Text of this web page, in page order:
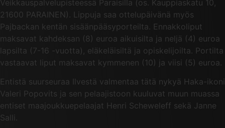
Veikkauspalvelupisteessä Paraisilla (os. Kauppiaskatu 10,
21600 PARAINEN). Lippuja saa ottelupäivänä myös
Pajbackan kentän sisäänpääsyporteilta. Ennakkoliput
maksavat kahdeksan (8) euroa aikuisilta ja neljä (4) euroa
lapsilta (7-16 -vuotta), eläkeläisiltä ja opiskelijoilta. Portilta
vastaavat liput maksavat kymmenen (10) ja viisi (5) euroa.
Entistä suurseuraa Ilvestä valmentaa tätä nykyä Haka-ikoni
Valeri Popovits ja sen pelaajistoon kuuluvat muun muassa
entiset maajoukkuepelaajat Henri Scheweleff sekä Janne
Salli.